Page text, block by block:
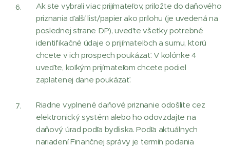
Ak ste vybrali viac prijímateľov, priložte do daňového
priznania ďalší list/papier ako prílohu (je uvedená na
poslednej strane DP), uveďte všetky potrebné
identifikačné údaje o prijímateľoch a sumu, ktorú
chcete v ich prospech poukázať. V kolónke 4
uveďte, koľkým prijímateľom chcete podiel
zaplatenej dane poukázať.
Riadne vyplnené daňové priznanie odošlite cez
elektronický systém alebo ho odovzdajte na
daňový úrad podľa bydliska. Podľa aktuálnych
nariadení Finančnej správy je termín podania